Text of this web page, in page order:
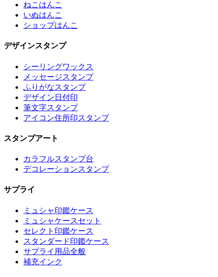
ねこはんこ
いぬはんこ
ショップはんこ
デザインスタンプ
シーリングワックス
メッセージスタンプ
ふりがなスタンプ
デザイン日付印
筆文字スタンプ
アイコン住所印スタンプ
スタンプアート
カラフルスタンプ台
デコレーションスタンプ
サプライ
ミュシャ印鑑ケース
ミュシャケースセット
セレクト印鑑ケース
スタンダード印鑑ケース
サプライ用品全般
補充インク